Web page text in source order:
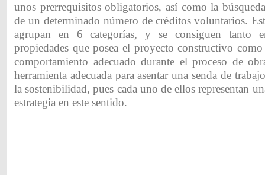
unos prerrequisitos obligatorios, así como la
de un determinado número de créditos voluntarios.
agrupan en 6 categorías, y se consiguen tanto
propiedades que posea el proyecto constructivo
comportamiento adecuado durante el proceso de
herramienta adecuada para asentar una senda de
la sostenibilidad, pues cada uno de ellos representan
estrategia en este sentido.